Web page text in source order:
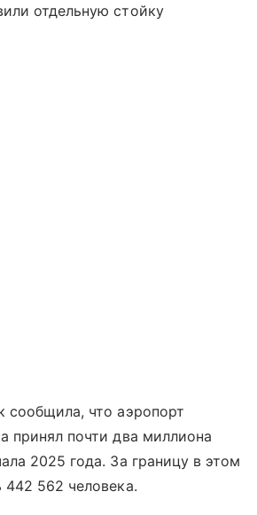
отдельную стойку
сообщила, что аэропорт
принял почти два миллиона
2025 года. За границу в этом
442 562 человека.